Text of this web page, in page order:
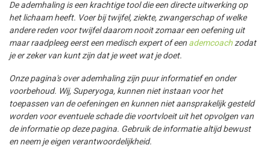
De ademhaling is een krachtige tool die een directe uitwerking op
het lichaam heeft. Voer bij twijfel, ziekte, zwangerschap of welke
andere reden voor twijfel daarom nooit zomaar een oefening uit
maar raadpleeg eerst een medisch expert of een ademcoach zodat
je er zeker van kunt zijn dat je weet wat je doet.
Onze pagina's over ademhaling zijn puur informatief en onder
voorbehoud. Wij, Superyoga, kunnen niet instaan voor het
toepassen van de oefeningen en kunnen niet aansprakelijk gesteld
worden voor eventuele schade die voortvloeit uit het opvolgen van
de informatie op deze pagina. Gebruik de informatie altijd bewust
en neem je eigen verantwoordelijkheid.